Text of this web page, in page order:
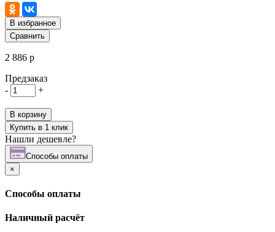
В избранное
Сравнить
2 886 р
Предзаказ
-
+
В корзину
Купить в 1 клик
Нашли дешевле?
Cпособы оплаты
×
Cпособы оплаты
Наличный расчёт